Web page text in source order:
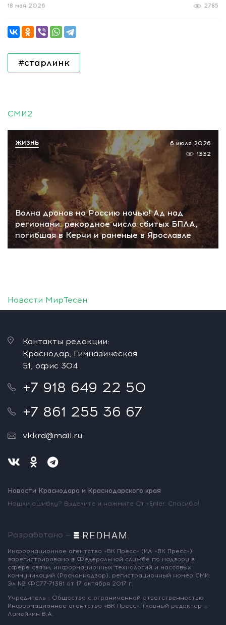
2785
18 мая 2026
#старлинк
СМИ2
Волна дронов на Россию ночью! Ад над
регионами: рекордное число сбитых БПЛА,
погибшая в Керчи и раненые в Ярославле
6 июля 2026
1332
ЖИЗНЬ
Новости МирТесен
Контакты редакции:
Краснодар, Гимназическая
51, офис 304
+7 918 649 22 50
+7 861 255 36 67
vkkrd@mail.ru
Новости Краснодара и Краснодарского края
Нашли ошибку? Выделите и нажмите Ctrl+Enter. Спасибо!
Разработано —
Информационное агентство «ВК Пресс» (ИА «ВК Пресс»)
зарегистрировано в Федеральной службе по надзору в
сфере связи, информационных технологий и массовых
коммуникаций (Роскомнадзор), регистрационный номер СМИ:
Эл № ФС77-71381 от 17 октября 2017 г.
Учредитель - Общество с ограниченной ответственностью
Информационное агентство «ВК Пресс». Главный редактор —
Ламейкин В.А.